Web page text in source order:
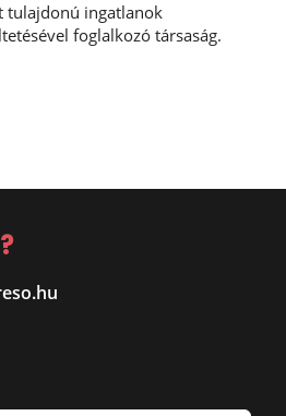
tulajdonú ingatlanok
foglalkozó társaság.